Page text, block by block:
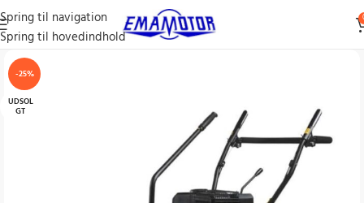
Spring til navigation
Spring til hovedindhold
-25%
UDSOL
GT